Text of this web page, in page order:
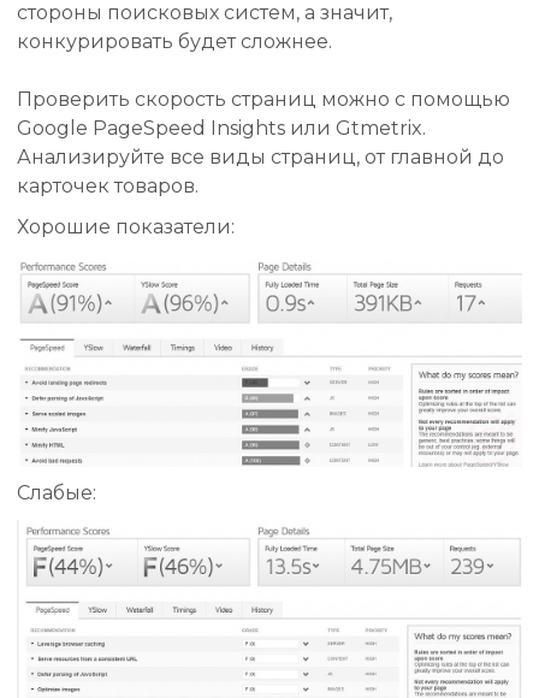
стороны поисковых систем, а значит,
конкурировать будет сложнее.
Проверить скорость страниц можно с помощью
Google PageSpeed Insights или Gtmetrix.
Анализируйте все виды страниц, от главной до
карточек товаров.
Хорошие показатели:
Слабые: